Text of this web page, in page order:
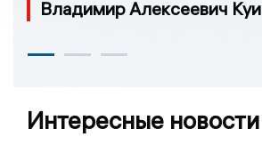
Владимир Алексеевич
Интересные новости